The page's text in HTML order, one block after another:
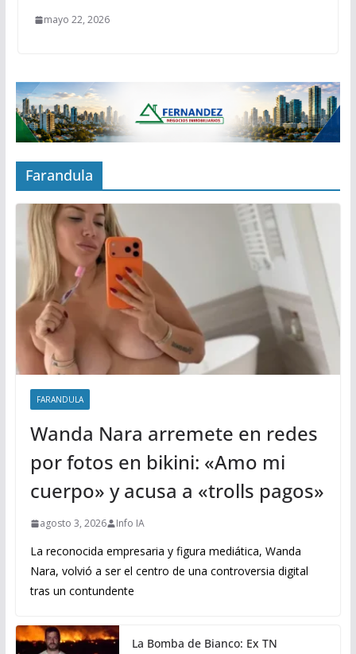
mayo 22, 2026
Farandula
FARANDULA
Wanda Nara arremete en redes
por fotos en bikini: «Amo mi
cuerpo» y acusa a «trolls pagos»
agosto 3, 2026 Info IA
La reconocida empresaria y figura mediática, Wanda
Nara, volvió a ser el centro de una controversia digital
tras un contundente
La Bomba de Bianco: Ex TN